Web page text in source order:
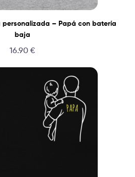
personalizada – Papá con batería
baja
16.90 €